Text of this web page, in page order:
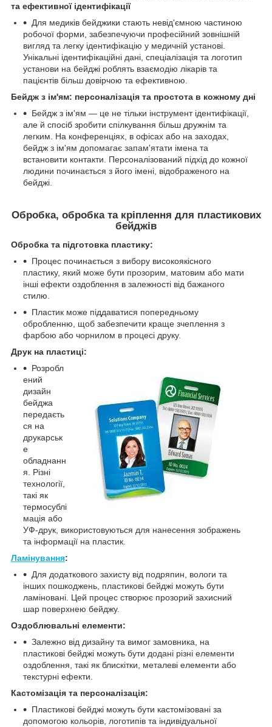
та ефективної ідентифікації
Для медиків бейджики стають невід'ємною частиною
робочої форми, забезпечуючи професійний зовнішній
вигляд та легку ідентифікацію у медичній установі.
Унікальні ідентифікаційні дані, спеціалізація та логотип
установи на бейджі роблять взаємодію лікарів та
пацієнтів більш довірчою та ефективною.
Бейдж з ім'ям: персоналізація та простота в кожному дні
Бейдж з ім'ям — це не тільки інструмент ідентифікації,
але й спосіб зробити спілкування більш дружнім та
легким. На конференціях, в офісах або на заходах,
бейдж з ім'ям допомагає запам'ятати імена та
встановити контакти. Персоналізований підхід до кожної
людини починається з його імені, відображеного на
бейджі.
Обробка, обробка та кріплення для пластикових
бейджів
Обробка та підготовка пластику:
Процес починається з вибору високоякісного
пластику, який може бути прозорим, матовим або мати
інші ефекти оздоблення в залежності від бажаного
стилю.
Пластик може піддаватися попередньому
обробленню, щоб забезпечити краще зчеплення з
фарбою або чорнилом в процесі друку.
Друк на пластиці:
Розробл
ений
дизайн
бейджа
передаєть
ся на
друкарськ
е
обладнанн
я. Різні
технології,
такі як
термосублі
мація або
УФ-друк, використовуються для нанесення зображень
та інформації на пластик.
Ламінування:
Для додаткового захисту від подряпин, вологи та
інших пошкоджень, пластикові бейджі можуть бути
ламіновані. Цей процес створює прозорий захисний
шар поверхнею бейджу.
Оздоблювальні елементи:
Залежно від дизайну та вимог замовника, на
пластикові бейджі можуть бути додані різні елементи
оздоблення, такі як блискітки, металеві елементи або
текстурні ефекти.
Кастомізація та персоналізація:
Пластикові бейджі можуть бути кастомізовані за
допомогою кольорів, логотипів та індивідуальної